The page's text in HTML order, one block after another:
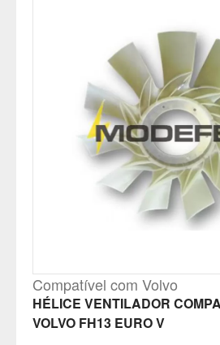
Compatível com Volvo
HÉLICE VENTILADOR
VOLVO FH13 EURO V